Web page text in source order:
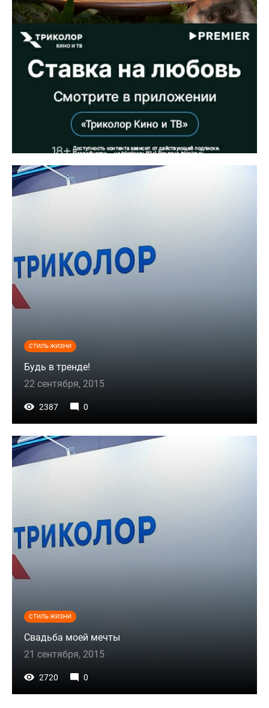
СТИЛЬ ЖИЗНИ
Будь в тренде!
22 сентября, 2015
2387 0
СТИЛЬ ЖИЗНИ
Свадьба моей мечты
21 сентября, 2015
2720 0